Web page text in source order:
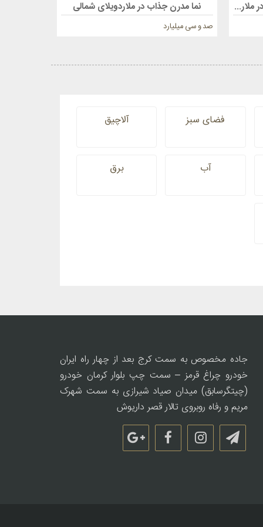
1200مترباغ ویلا تریبلکس و لوکس در ملارد ویلای شمالی نما مدرن جذاب در ملاردویلای شمالی
صد و سی میلیارد
فضای سبز آلاچیق
آب برق
جاده مخصوص به سمت کرج بعد از چهار راه ایران
خودرو چراغ قرمز – سمت چپ بلوار کرمان خودرو
(چیتگرسابق) میدان صیاد شیرازی به سمت شهرک
مریم و رفاه روبروی تالار قصر داریوش